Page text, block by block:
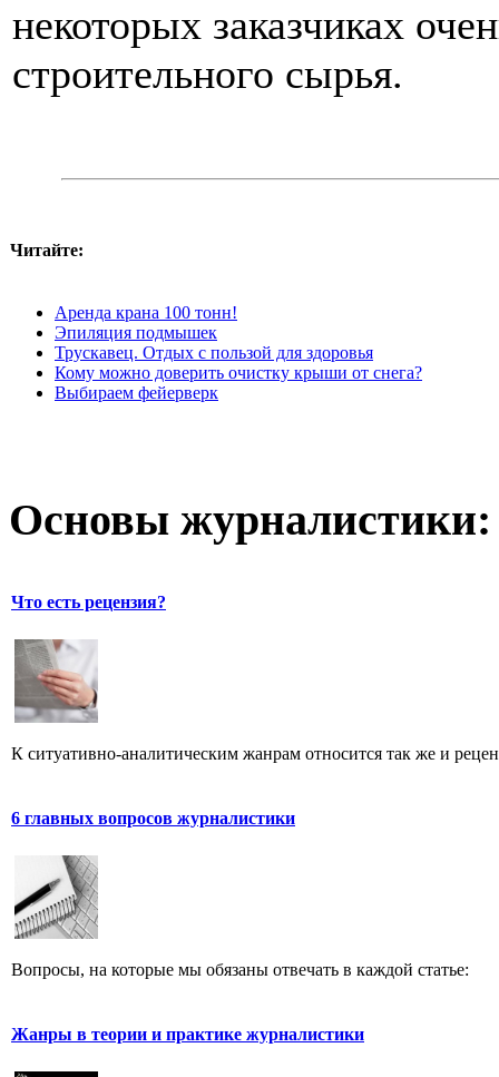
некоторых заказчиках
строительного сырья.
Читайте:
Аренда крана 100 тонн!
Эпиляция подмышек
Трускавец. Отдых с пользой для здоровья
Кому можно доверить очистку крыши от снега?
Выбираем фейерверк
Основы журналистики:
Что есть рецензия?
К ситуативно-аналитическим жанрам относится так же и
6 главных вопросов журналистики
Вопросы, на которые мы обязаны отвечать в каждой статье:
Жанры в теории и практике журналистики